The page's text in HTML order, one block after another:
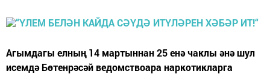
Агымдагы елның 14 мартыннан 25 енә чаклы әнә шул
исемдә Бөтенрәсәй ведомствоара наркотикларга